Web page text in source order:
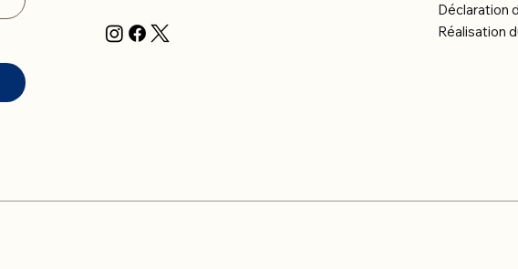
Déclaration
Réalisation